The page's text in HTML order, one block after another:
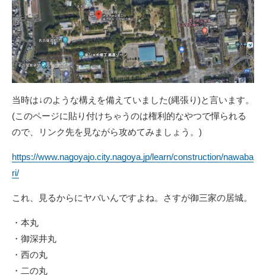
当時は↓のような構えを備えていました(縄張り)と言います。
(このページに貼り付けちゃうのは権利的なやつで憚られる
ので、リンク先を見ながら攻めてみましょう。)
https://www.nagoyajo.city.nagoya.jp/learn/construction/nawaba
ri/
これ、見るからにヤバいんですよね。さすが御三家の居城。
・本丸
・御深井丸
・西の丸
・二の丸